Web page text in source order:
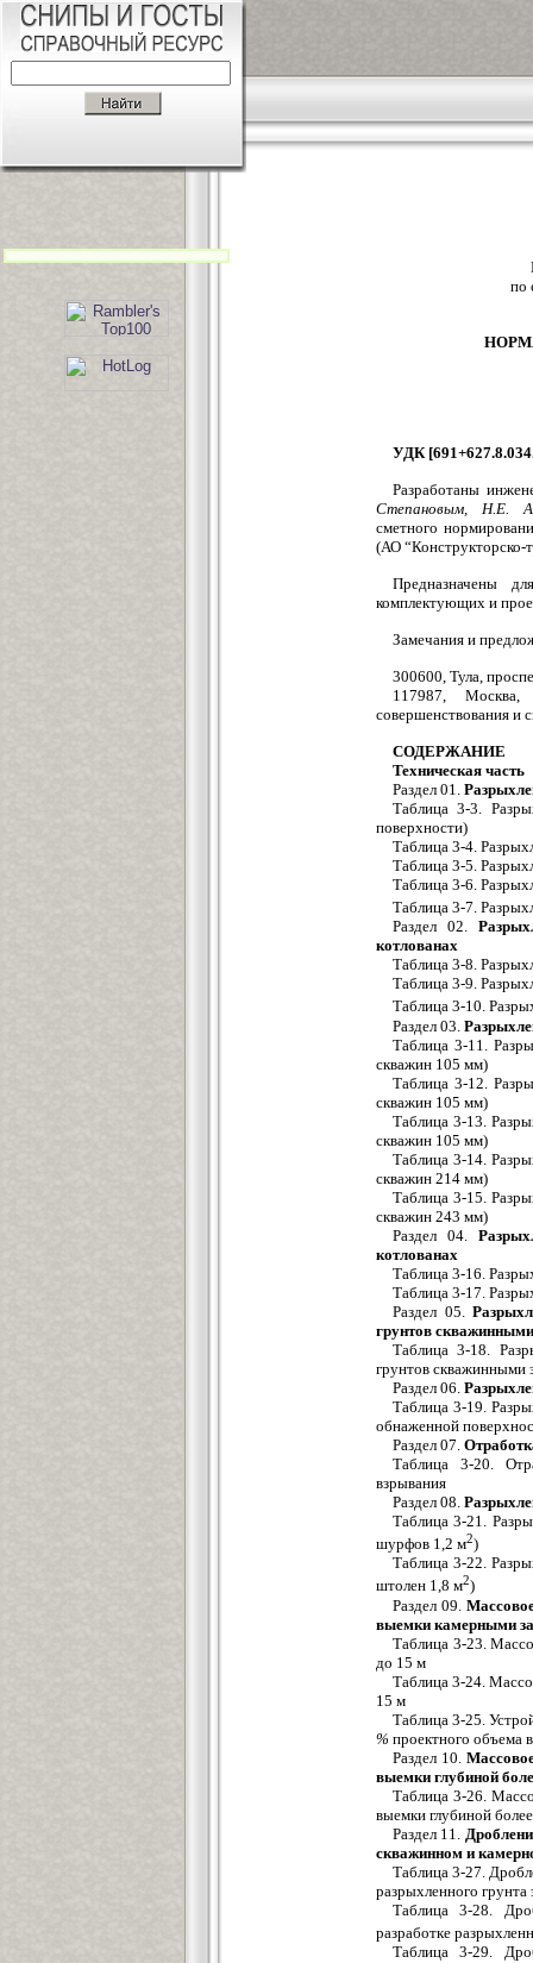
по
УДК
Разработаны
Степановым, Н.Е.
сметного
(АО “Конструкторско-
Предназначены
комплектующих и
Замечания и
300600, Тула,
117987,
совершенствования и
СОДЕРЖАНИЕ
Техническая часть
Раздел 01.
Таблица 3-3.
поверхности)
Таблица 3-4.
Таблица 3-5.
Таблица 3-6.
Таблица 3-7.
Раздел 02.
котлованах
Таблица 3-8.
Таблица 3-9.
Таблица 3-10.
Раздел 03.
Таблица 3-11.
скважин 105 мм)
Таблица 3-12.
скважин 105 мм)
Таблица 3-13.
скважин 105 мм)
Таблица 3-14.
скважин 214 мм)
Таблица 3-15.
скважин 243 мм)
Раздел 04.
котлованах
Таблица 3-16.
Таблица 3-17.
Раздел 05.
грунтов
Таблица 3-18.
грунтов скважинными
Раздел 06.
Таблица 3-19.
обнаженной
Раздел 07.
Таблица 3-20.
взрывания
Раздел 08.
Таблица 3-21.
шурфов 1,2 м2)
Таблица 3-22.
штолен 1,8 м2)
Раздел 09.
выемки камерными
Таблица 3-23.
до 15 м
Таблица 3-24.
15 м
Таблица 3-25.
% проектного объема
Раздел 10.
выемки глубиной
Таблица 3-26.
выемки глубиной
Раздел 11.
скважинном и
Таблица 3-27.
разрыхленного грунта
Таблица 3-28.
разработке
Таблица 3-29.